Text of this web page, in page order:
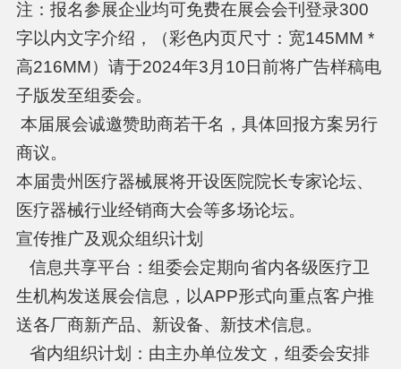
注：报名参展企业均可免费在展会会刊登录300
字以内文字介绍，（彩色内页尺寸：宽145MM *
高216MM）请于2024年3月10日前将广告样稿电
子版发至组委会。
本届展会诚邀赞助商若干名，具体回报方案另行
商议。
本届贵州医疗器械展将开设医院院长专家论坛、
医疗器械行业经销商大会等多场论坛。
宣传推广及观众组织计划
信息共享平台：组委会定期向省内各级医疗卫
生机构发送展会信息，以APP形式向重点客户推
送各厂商新产品、新设备、新技术信息。
省内组织计划：由主办单位发文，组委会安排